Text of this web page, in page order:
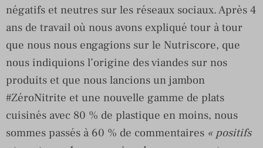
négatifs et neutres sur les réseaux sociaux. Après 4
ans de travail où nous avons expliqué tour à tour
que nous nous engagions sur le Nutriscore, que
nous indiquions l’origine des viandes sur nos
produits et que nous lancions un jambon
#ZéroNitrite et une nouvelle gamme de plats
cuisinés avec 80 % de plastique en moins, nous
sommes passés à 60 % de commentaires « positifs